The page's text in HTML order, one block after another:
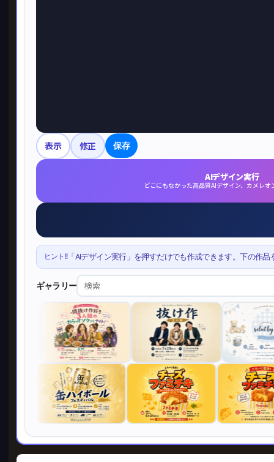
表示 修正 保存
AIデザイン実行
どこにもなかった高品質AIデザイン、カメレ
ヒント!!「AIデザイン実行」を押すだけでも作成できます。下の作
ギャラリー